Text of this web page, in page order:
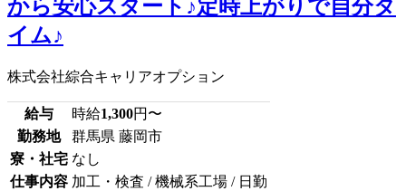
から安心スタート♪定時上がりで自分タ
イム♪
株式会社綜合キャリアオプション
給与 時給1,300円〜
勤務地
群馬県 藤岡市
寮・社宅 なし
仕事内容 加工・検査 / 機械系工場 / 日勤